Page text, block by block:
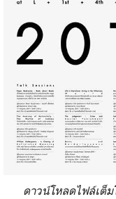
ดาวน์โหลดไฟล์เต็ม